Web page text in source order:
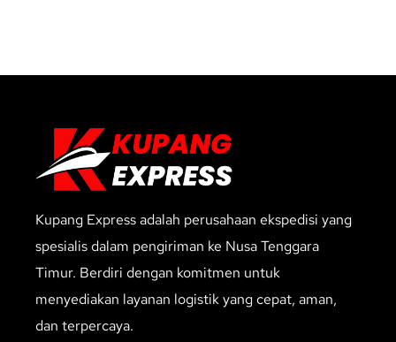
Kupang Express adalah perusahaan ekspedisi yang
spesialis dalam pengiriman ke Nusa Tenggara
Timur. Berdiri dengan komitmen untuk
menyediakan layanan logistik yang cepat, aman,
dan terpercaya.